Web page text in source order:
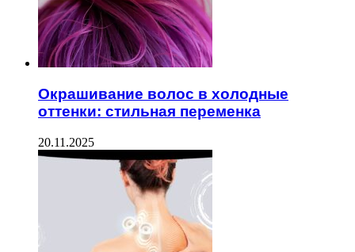
Окрашивание волос в холодные
оттенки: стильная переменка
20.11.2025